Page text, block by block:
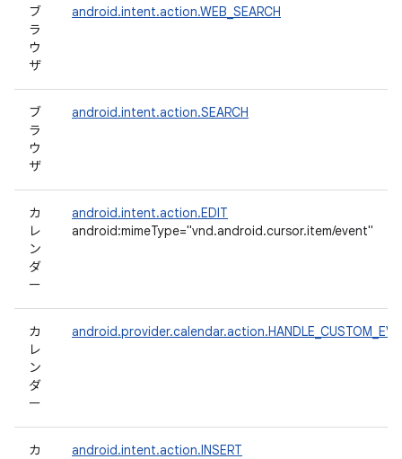
ブ
ラ
ウ
ザ
android.intent.action.WEB_SEARCH
ブ
ラ
ウ
ザ
android.intent.action.SEARCH
カ
レ
ン
ダ
ー
android.intent.action.EDIT
android:mimeType="vnd.android.cursor.item/event"
カ
レ
ン
ダ
ー
カ
android.intent.action.INSERT